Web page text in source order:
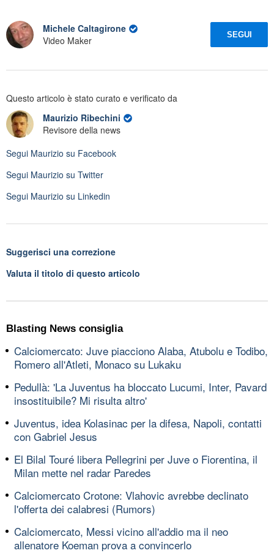
Michele Caltagirone
Video Maker
SEGUI
Questo articolo è stato curato e verificato da
Maurizio Ribechini
Revisore della news
Segui Maurizio su Facebook
Segui Maurizio su Twitter
Segui Maurizio su Linkedin
Suggerisci una correzione
Valuta il titolo di questo articolo
Blasting News consiglia
Calciomercato: Juve piacciono Alaba, Atubolu e Todibo,
Romero all'Atleti, Monaco su Lukaku
Pedullà: 'La Juventus ha bloccato Lucumi, Inter, Pavard
insostituibile? Mi risulta altro'
Juventus, idea Kolasinac per la difesa, Napoli, contatti
con Gabriel Jesus
El Bilal Touré libera Pellegrini per Juve o Fiorentina, il
Milan mette nel radar Paredes
Calciomercato Crotone: Vlahovic avrebbe declinato
l'offerta dei calabresi (Rumors)
Calciomercato, Messi vicino all'addio ma il neo
allenatore Koeman prova a convincerlo